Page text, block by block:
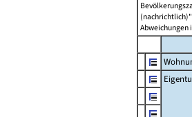
Abweichungen